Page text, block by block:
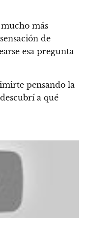
más
de
esa pregunta
pensando la
a qué